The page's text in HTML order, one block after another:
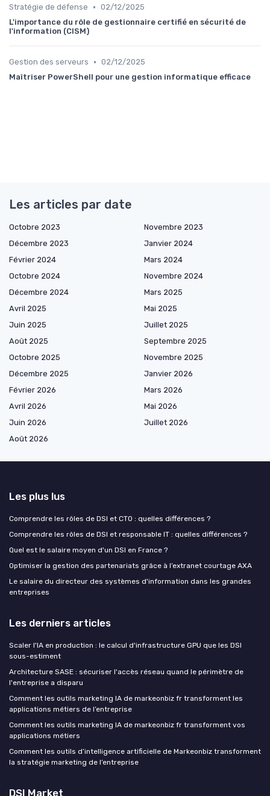
Stratégie de défense • 02/12/2025
L'importance du rôle de gestionnaire certifié en sécurité de
l'information (CISM)
Gestion des serveurs • 02/12/2025
Maîtriser PowerShell pour une gestion informatique efficace
Les articles par date
Octobre 2023
Novembre 2023
Décembre 2023
Janvier 2024
Février 2024
Mars 2024
Octobre 2024
Novembre 2024
Décembre 2024
Mars 2025
Avril 2025
Mai 2025
Juin 2025
Juillet 2025
Août 2025
Septembre 2025
Octobre 2025
Novembre 2025
Décembre 2025
Janvier 2026
Février 2026
Mars 2026
Avril 2026
Mai 2026
Juin 2026
Juillet 2026
Août 2026
Les plus lus
Comprendre les rôles de DSI et CTO : quelles différences ?
Comprendre les rôles de DSI et responsable IT : quelles différences ?
Quel est le salaire moyen d'un DSI en France ?
Optimiser la gestion des partenariats grâce à l’extranet courtage AXA
Le salaire du directeur des systèmes d'information dans les grandes
entreprises
Les derniers articles
Scaler l'IA en production : le calcul d'infrastructure GPU que les DSI
sous-estiment
Architecture SASE : sécuriser l'accès réseau quand le périmètre de
l'entreprise a disparu
Comment les outils marketing IA de markeonbiz fr transforment les
applications métiers de l’entreprise
Comment les outils marketing IA de markeonbiz fr transforment vos
applications métiers
Comment les outils d’intelligence artificielle de Markeonbiz transforment
la stratégie marketing de l’entreprise
DSI Market